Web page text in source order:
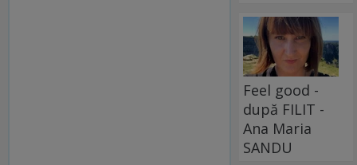
Feel good -
după FILIT -
Ana Maria
SANDU